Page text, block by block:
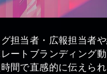
担当者・広報担当者
ートブランディング
間で直感的に伝えら